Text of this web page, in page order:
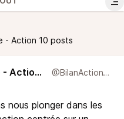
- Action 10 posts
Bilan - Vidéo inclusive - Action 10 @BilanAction10
nous plonger dans les